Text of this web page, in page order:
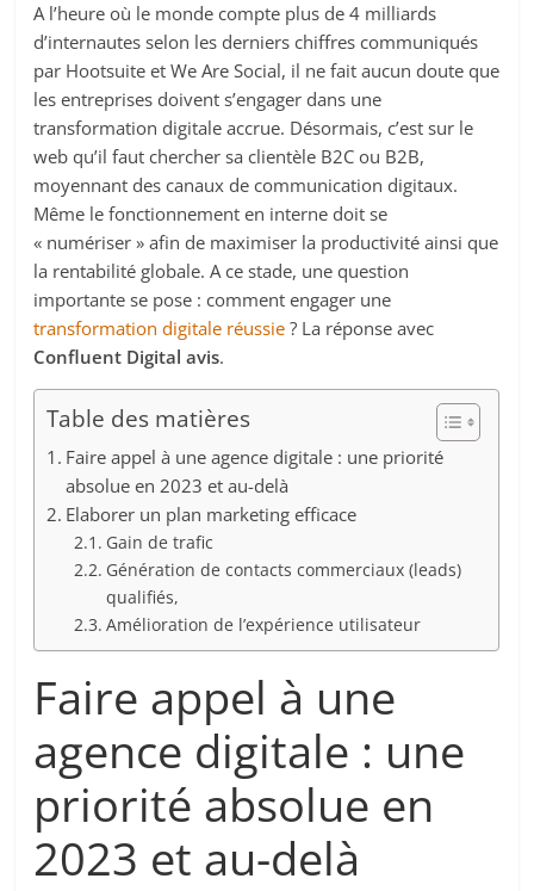
A l’heure où le monde compte plus de 4 milliards
d’internautes selon les derniers chiffres communiqués
par Hootsuite et We Are Social, il ne fait aucun doute que
les entreprises doivent s’engager dans une
transformation digitale accrue. Désormais, c’est sur le
web qu’il faut chercher sa clientèle B2C ou B2B,
moyennant des canaux de communication digitaux.
Même le fonctionnement en interne doit se
« numériser » afin de maximiser la productivité ainsi que
la rentabilité globale. A ce stade, une question
importante se pose : comment engager une
transformation digitale réussie ? La réponse avec
Confluent Digital avis.
Table des matières
Faire appel à une agence digitale : une priorité
absolue en 2023 et au-delà
Elaborer un plan marketing efficace
Gain de trafic
Génération de contacts commerciaux (leads)
qualifiés,
Amélioration de l’expérience utilisateur
Faire appel à une
agence digitale : une
priorité absolue en
2023 et au-delà